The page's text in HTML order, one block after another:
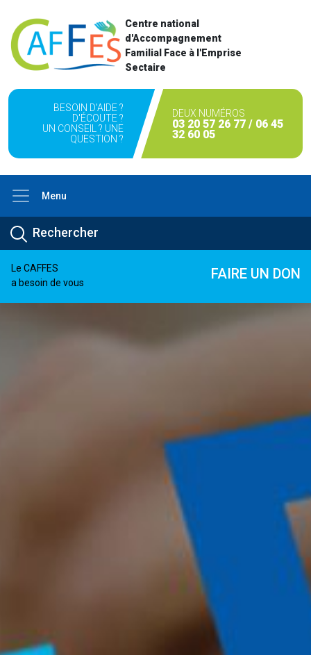
Centre national
d'Accompagnement
Familial Face à l'Emprise
Sectaire
BESOIN D'AIDE ?
D'ÉCOUTE ?
UN CONSEIL ? UNE
QUESTION ?
DEUX NUMÉROS
03 20 57 26 77 / 06 45
32 60 05
Menu
Le CAFFES
a besoin de vous
FAIRE UN DON